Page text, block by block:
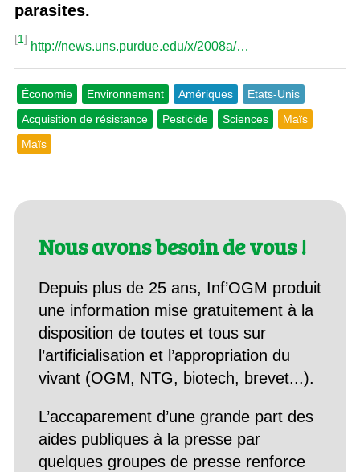
parasites.
[1]
http://news.uns.purdue.edu/x/2008a/…
Économie Environnement Amériques
Etats-Unis
Acquisition de résistance
Pesticide Sciences
Maïs
Maïs
Nous avons besoin de vous !
Depuis plus de 25 ans, Inf’OGM produit
une information mise gratuitement à la
disposition de toutes et tous sur
l’artificialisation et l’appropriation du
vivant (OGM, NTG, biotech, brevet...).
L’accaparement d’une grande part des
aides publiques à la presse par
quelques groupes de presse renforce